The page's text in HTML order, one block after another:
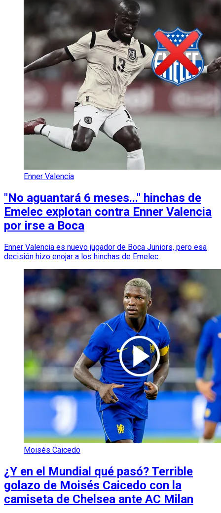
Enner Valencia
"No aguantará 6 meses..." hinchas de
Emelec explotan contra Enner Valencia
por irse a Boca
Enner Valencia es nuevo jugador de Boca Juniors, pero esa
decisión hizo enojar a los hinchas de Emelec.
Moisés Caicedo
¿Y en el Mundial qué pasó? Terrible
golazo de Moisés Caicedo con la
camiseta de Chelsea ante AC Milan